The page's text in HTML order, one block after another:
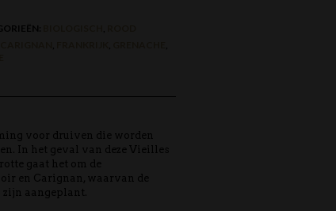
,
, ,
,
voor druiven die worden
In het geval van deze Vieilles
gaat het om de
en Carignan, waarvan de
aangeplant.